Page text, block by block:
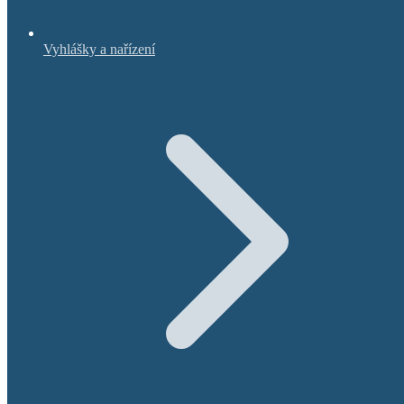
Vyhlášky a nařízení